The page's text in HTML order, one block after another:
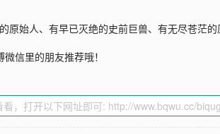
原始人、有早已灭绝的史前巨兽、有无尽苍
信里的朋友推荐哦！